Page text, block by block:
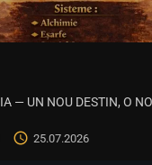
25.07.2026